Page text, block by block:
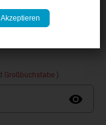
Großbuchstabe )
Akzeptieren